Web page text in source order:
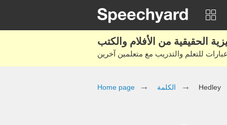
Home page الكلمة Hedley